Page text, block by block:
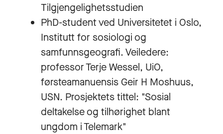
Tilgjengelighetsstudien
PhD-student ved Universitetet i Oslo,
Institutt for sosiologi og
samfunnsgeografi. Veiledere:
professor Terje Wessel, UiO,
førsteamanuensis Geir H Moshuus,
USN. Prosjektets tittel: "Sosial
deltakelse og tilhørighet blant
ungdom i Telemark"